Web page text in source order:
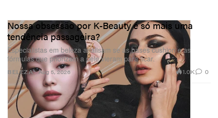
BELEZA
Nossa obsessão por K-Beauty é só mais uma
tendência passageira?
Especialistas em beleza analisam se as bases cushion e as
fórmulas que priorizam a pele vieram para ficar.
Aug 5, 2026 1.0K 0